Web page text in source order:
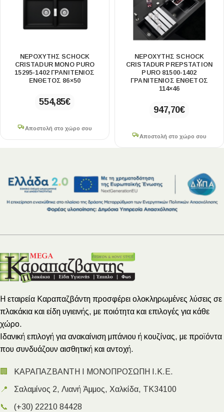
ΝΕΡΟΧΥΤΗΣ SCHOCK
CRISTADUR MONO PURO
15295-1402 ΓΡΑΝΙΤΕΝΙΟΣ
ΕΝΘΕΤΟΣ 86×50
554,85€
Αποστολή στο χώρο σου
ΝΕΡΟΧΥΤΗΣ SCHOCK
CRISTADUR PREPSTATION
PURO 81500-1402
ΓΡΑΝΙΤΕΝΙΟΣ ΕΝΘΕΤΟΣ
114×46
947,70€
Αποστολή στο χώρο σου
Η εταιρεία Καραπαζβάντη προσφέρει ολοκληρωμένες λύσεις σε
πλακάκια και είδη υγιεινής, με ποιότητα και επιλογές για κάθε
χώρο.
Ιδανική επιλογή για ανακαίνιση μπάνιου ή κουζίνας, με προϊόντα
που συνδυάζουν αισθητική και αντοχή.
🏢 ΚΑΡΑΠΑΖΒΑΝΤΗ Ι ΜΟΝΟΠΡΟΣΩΠΗ Ι.Κ.Ε.
📍 Σαλαμίνος 2, Λιανή Άμμος, Χαλκίδα, ΤΚ34100
📞 (+30) 22210 84428